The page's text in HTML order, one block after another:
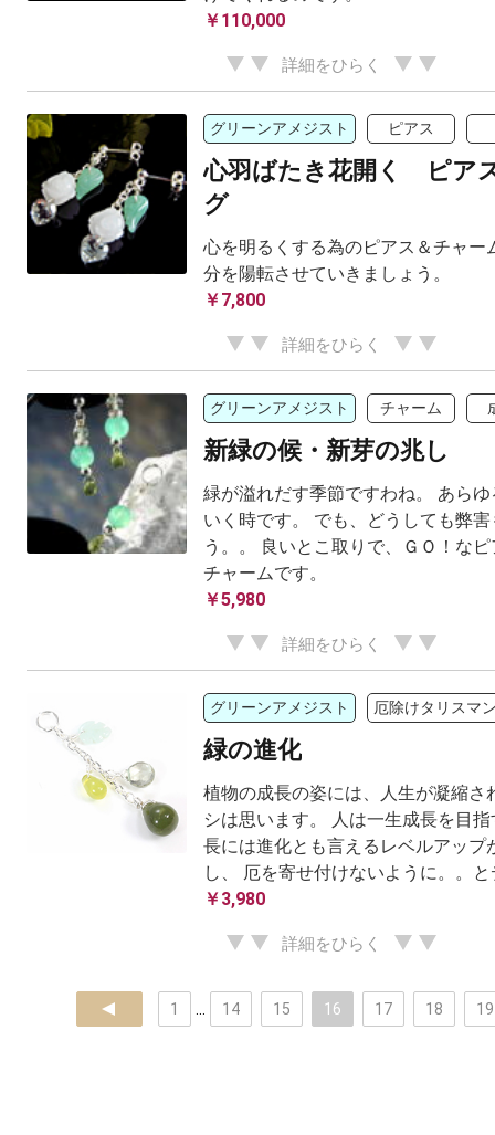
￥110,000
詳細をひらく
グリーンアメジスト ピアス
心羽ばたき花開く ピア
グ
心を明るくする為のピアス＆チャー
分を陽転させていきましょう。
￥7,800
詳細をひらく
グリーンアメジスト チャーム
新緑の候・新芽の兆し
緑が溢れだす季節ですわね。 あら
いく時です。 でも、どうしても弊
う。。 良いとこ取りで、ＧＯ！な
チャームです。
￥5,980
詳細をひらく
グリーンアメジスト 厄除けタリスマ
緑の進化
植物の成長の姿には、人生が凝縮さ
シは思います。 人は一生成長を目
長には進化とも言えるレベルアップ
し、 厄を寄せ付けないように。。と
￥3,980
詳細をひらく
prev 1 14 15 16 17 18 19